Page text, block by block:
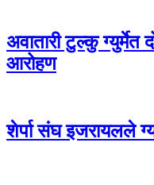
अवातारी टुल्कु ग्युर्मेत
आरोहण
शेर्पा संघ इजरायलले